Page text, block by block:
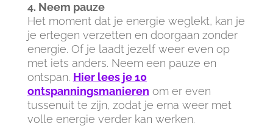
4. Neem pauze
Het moment dat je energie weglekt, kan je
je ertegen verzetten en doorgaan zonder
energie. Of je laadt jezelf weer even op
met iets anders. Neem een pauze en
ontspan. Hier lees je 10
ontspanningsmanieren om er even
tussenuit te zijn, zodat je erna weer met
volle energie verder kan werken.